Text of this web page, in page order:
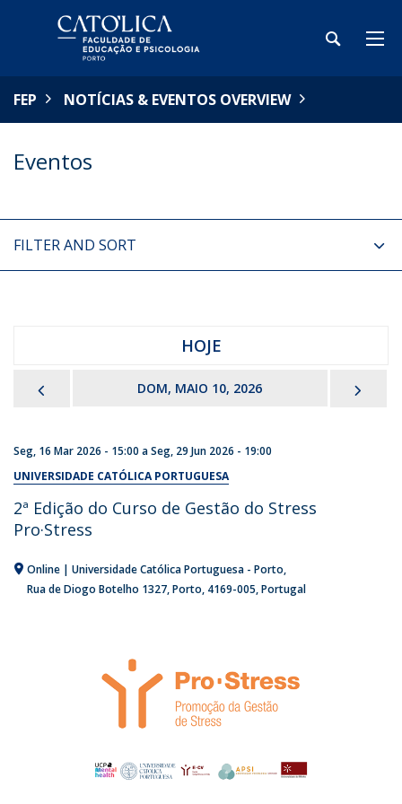
FEP NOTÍCIAS & EVENTOS OVERVIEW
Eventos
FILTER AND SORT
HOJE
DOM, MAIO 10, 2026
Seg, 16 Mar 2026 - 15:00 aSeg, 29 Jun 2026 - 19:00
UNIVERSIDADE CATÓLICA PORTUGUESA
2ª Edição do Curso de Gestão do Stress
Pro·Stress
Online | Universidade Católica Portuguesa - Porto
Rua de Diogo Botelho 1327 Porto 4169-005 Portugal